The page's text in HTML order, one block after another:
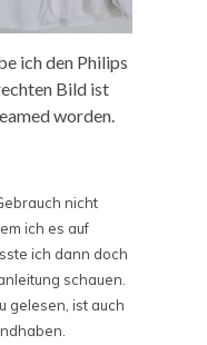
ich den Philips
Bild ist
worden.
nicht
ich es auf
ich dann doch
schauen.
gelesen, ist auch